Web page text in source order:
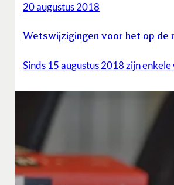
20 augustus 2018
Wetswijzigingen voor het op de
Sinds 15 augustus 2018 zijn